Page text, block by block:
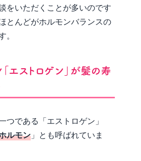
をいただくことが多いのです
とんどがホルモンバランスの
エストロゲン」が髪の寿
つである「エストロゲン」
ルモン」とも呼ばれていま